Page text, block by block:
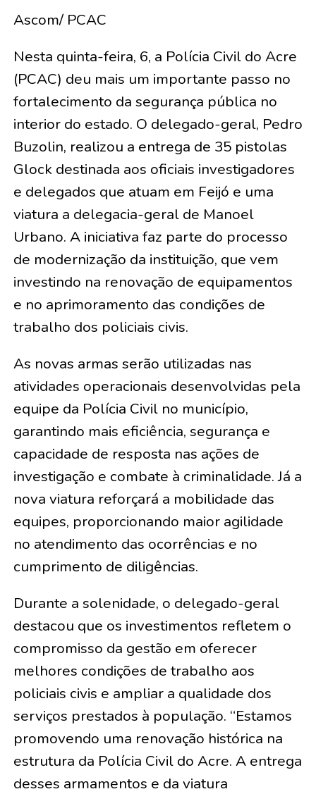
Ascom/ PCAC
Nesta quinta-feira, 6, a Polícia Civil do Acre
(PCAC) deu mais um importante passo no
fortalecimento da segurança pública no
interior do estado. O delegado-geral, Pedro
Buzolin, realizou a entrega de 35 pistolas
Glock destinada aos oficiais investigadores
e delegados que atuam em Feijó e uma
viatura a delegacia-geral de Manoel
Urbano. A iniciativa faz parte do processo
de modernização da instituição, que vem
investindo na renovação de equipamentos
e no aprimoramento das condições de
trabalho dos policiais civis.
As novas armas serão utilizadas nas
atividades operacionais desenvolvidas pela
equipe da Polícia Civil no município,
garantindo mais eficiência, segurança e
capacidade de resposta nas ações de
investigação e combate à criminalidade. Já a
nova viatura reforçará a mobilidade das
equipes, proporcionando maior agilidade
no atendimento das ocorrências e no
cumprimento de diligências.
Durante a solenidade, o delegado-geral
destacou que os investimentos refletem o
compromisso da gestão em oferecer
melhores condições de trabalho aos
policiais civis e ampliar a qualidade dos
serviços prestados à população. “Estamos
promovendo uma renovação histórica na
estrutura da Polícia Civil do Acre. A entrega
desses armamentos e da viatura